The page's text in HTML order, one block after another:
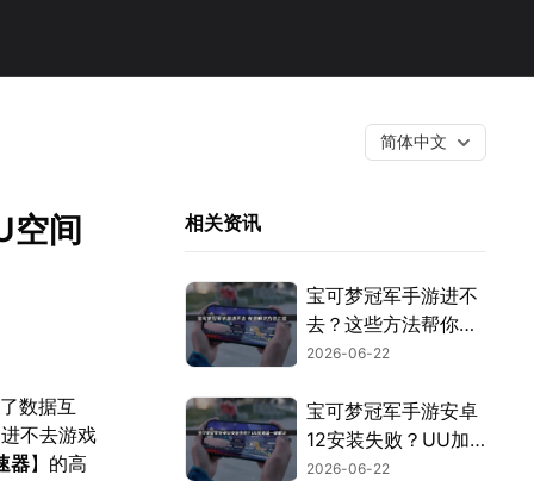
简体中文
空间
数据互
不去游戏
器】的高
相关资讯
宝可梦冠军手游进不
去？这些方法帮你解
决！
2026-06-22
宝可梦冠军手游安卓
12安装失败？UU加
速器+UU空间完美解
2026-06-22